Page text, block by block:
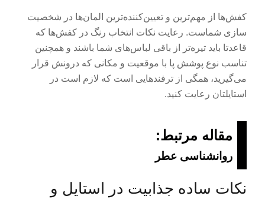
کفش‌ها از مهم‌ترین و تعیین‌کننده‌ترین المان‌ها در شخصیت
سازی شماست. رعایت نکات انتخاب رنگ در کفش‌ها که
قاعدتا باید تیره‌تر از باقی لباس‌های شما باشند و همچنین
تناسب نوع پوشش پا با موقعیت و مکانی که درونش قرار
می‌گیرید، همگی از ترفندهایی است که لازم است در
استایلتان رعایت کنید.
مقاله مرتبط:
روانشناسی عطر
نکات ساده جذابیت در استایل و